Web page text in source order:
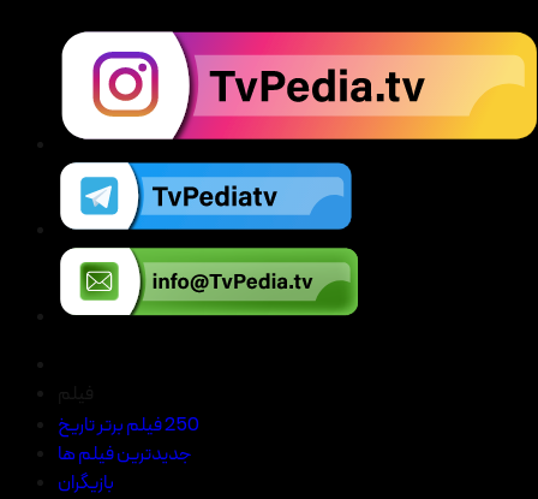
250 فیلم برتر تاریخ
جدیدترین فیلم ها
بازیگران